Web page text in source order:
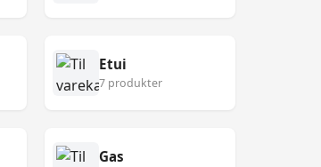
Etui
7 produkter
Gas